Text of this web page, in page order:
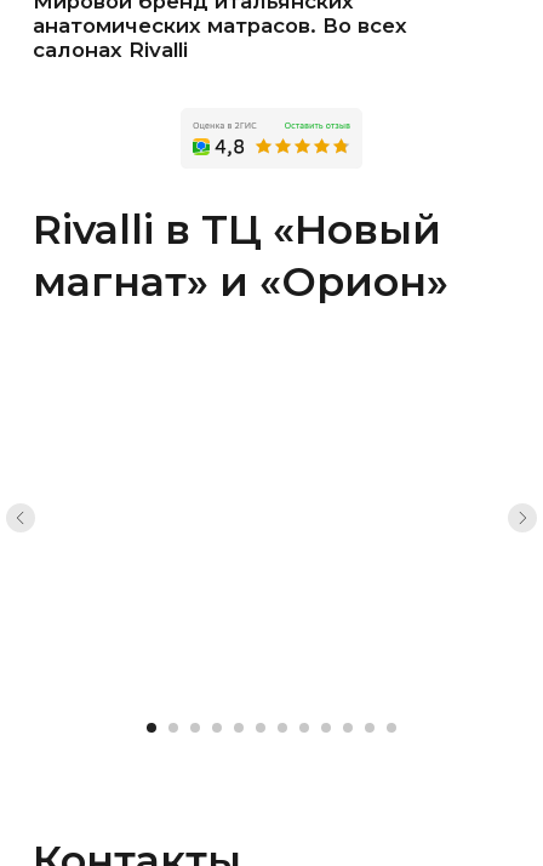
еженевно с 10:00 до 21:00
Контакты
ТЦ «Новый магнат»
Тюмень ул. 30 лет Победы 7/5, 2 этаж
еженевно с 10:00 до 20:00